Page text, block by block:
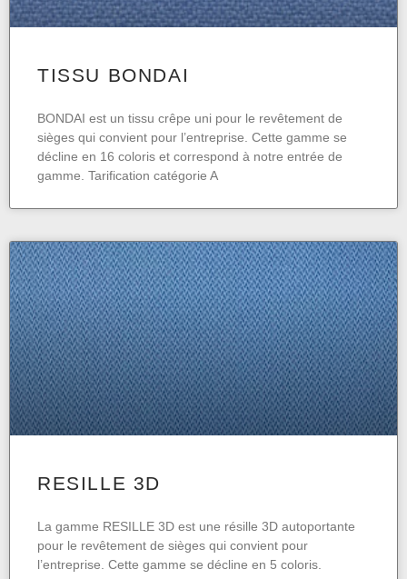
TISSU BONDAI
BONDAI est un tissu crêpe uni pour le revêtement de
sièges qui convient pour l’entreprise. Cette gamme se
décline en 16 coloris et correspond à notre entrée de
gamme. Tarification catégorie A
RESILLE 3D
La gamme RESILLE 3D est une résille 3D autoportante
pour le revêtement de sièges qui convient pour
l’entreprise. Cette gamme se décline en 5 coloris.